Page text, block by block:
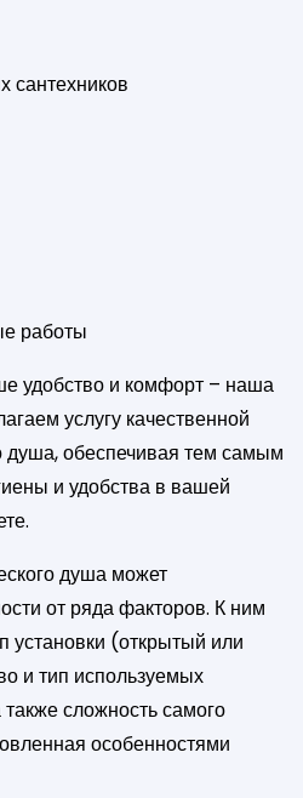
сантехников
работы
удобство и комфорт – наша
услугу качественной
душа, обеспечивая тем самым
и удобства в вашей
душа может
от ряда факторов. К ним
установки (открытый или
и тип используемых
сложность самого
особенностями